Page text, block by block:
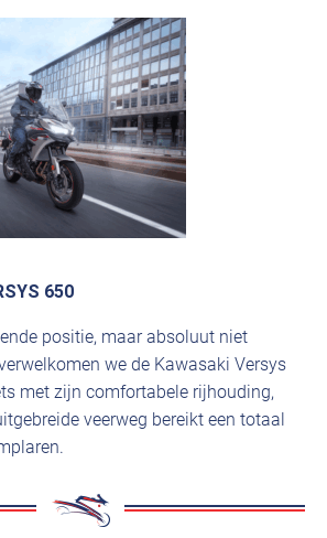
650
positie, maar absoluut niet
we de Kawasaki Versys
met zijn comfortabele rijhouding,
veerweg bereikt een totaal